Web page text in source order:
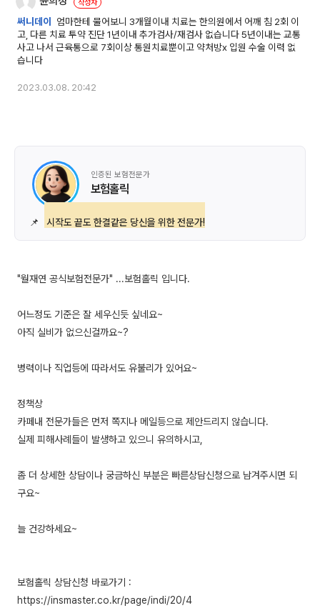
써니데이
엄마한테 물어보니 3개월이내 치료는 한의원에서 어깨 침 2회 이
고, 다른 치료 투약 진단 1년이내 추가검사/재검사 없습니다 5년이내는 교통
사고 나서 근육통으로 7회이상 통원치료뿐이고 약처방x 입원 수술 이력 없
습니다
2023.03.08. 20:42
인증된 보험전문가
보험홀릭
📌 시작도 끝도 한결같은 당신을 위한 전문가!
"월재연 공식보험전문가" ...보험홀릭 입니다.
어느정도 기준은 잘 세우신듯 싶네요~
아직 실비가 없으신걸까요~?
병력이나 직업등에 따라서도 유불리가 있어요~
정책상
카페내 전문가들은 먼저 쪽지나 메일등으로 제안드리지 않습니다.
실제 피해사례들이 발생하고 있으니 유의하시고,
좀 더 상세한 상담이나 궁금하신 부분은 빠른상담신청으로 남겨주시면 되
구요~
늘 건강하세요~
보험홀릭 상담신청 바로가기 :